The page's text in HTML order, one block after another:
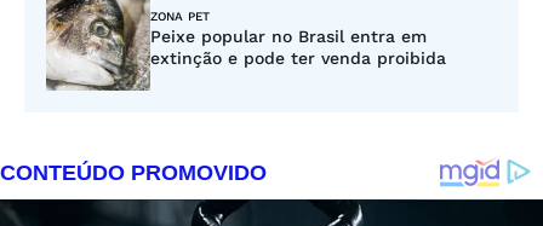
ZONA PET
Peixe popular no Brasil entra em
extinção e pode ter venda proibida